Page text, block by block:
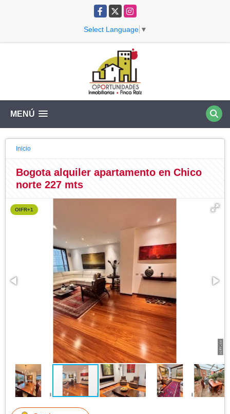
Facebook
X Instagram
Select Language ▼
MENÚ
Inicio
Bogota alquiler apartamento en Chico
norte 227 mts
OIFR+1